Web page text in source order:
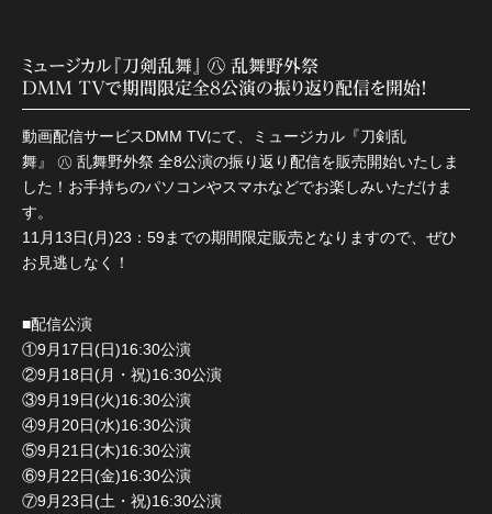
ミュージカル『刀剣乱舞』 ㊇ 乱舞野外祭
DMM TVで期間限定全8公演の振り返り配信を開始！
動画配信サービスDMM TVにて、ミュージカル『刀剣乱
舞』 ㊇ 乱舞野外祭 全8公演の振り返り配信を販売開始いたしま
した！お手持ちのパソコンやスマホなどでお楽しみいただけま
す。
11月13日(月)23：59までの期間限定販売となりますので、ぜひ
お見逃しなく！
■配信公演
①9月17日(日)16:30公演
②9月18日(月・祝)16:30公演
③9月19日(火)16:30公演
④9月20日(水)16:30公演
⑤9月21日(木)16:30公演
⑥9月22日(金)16:30公演
⑦9月23日(土・祝)16:30公演